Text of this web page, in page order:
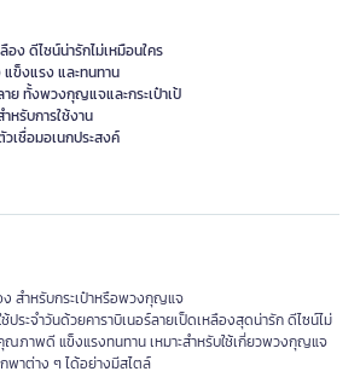
อง ดีไซน์น่ารักไม่เหมือนใคร
งแรง และทนทาน
ย ทั้งพวงกุญแจและกระเป๋าเป้
หรับการใช้งาน
เชื่อมอเนกประสงค์
ง สำหรับกระเป๋าหรือพวงกุญแจ
ประจำวันด้วยคาราบิเนอร์ลายเป็ดเหลืองสุดน่ารัก ดีไซน์ไม่
ณภาพดี แข็งแรงทนทาน เหมาะสำหรับใช้เกี่ยวพวงกุญแจ
พาต่าง ๆ ได้อย่างมีสไตล์